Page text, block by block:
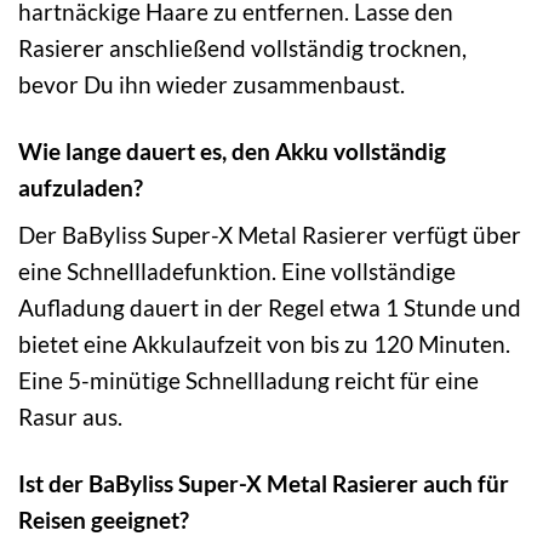
hartnäckige Haare zu entfernen. Lasse den
Rasierer anschließend vollständig trocknen,
bevor Du ihn wieder zusammenbaust.
Wie lange dauert es, den Akku vollständig
aufzuladen?
Der BaByliss Super-X Metal Rasierer verfügt über
eine Schnellladefunktion. Eine vollständige
Aufladung dauert in der Regel etwa 1 Stunde und
bietet eine Akkulaufzeit von bis zu 120 Minuten.
Eine 5-minütige Schnellladung reicht für eine
Rasur aus.
Ist der BaByliss Super-X Metal Rasierer auch für
Reisen geeignet?